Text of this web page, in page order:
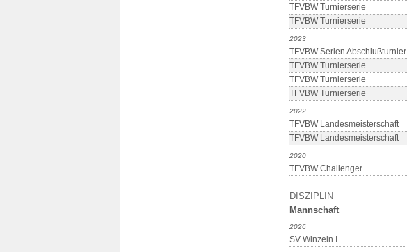
TFVBW Turnierserie
TFVBW Turnierserie
2023
TFVBW Serien Abschlußturnier
TFVBW Turnierserie
TFVBW Turnierserie
TFVBW Turnierserie
2022
TFVBW Landesmeisterschaft
TFVBW Landesmeisterschaft
2020
TFVBW Challenger
DISZIPLIN
Mannschaft
2026
SV Winzeln I